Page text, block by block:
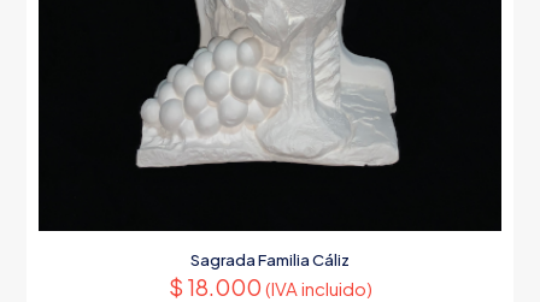
Sagrada Familia Cáliz
$ 18.000 (IVA incluido)